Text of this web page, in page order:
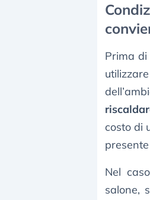
Prima
costo di
Nel
salone,